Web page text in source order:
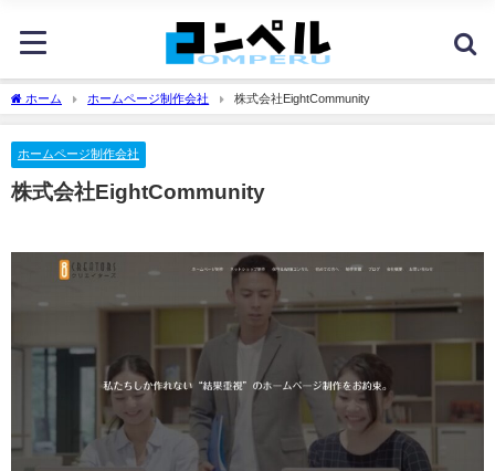
ホーム ホームページ制作会社 株式会社EightCommunity
ホームページ制作会社
株式会社EightCommunity